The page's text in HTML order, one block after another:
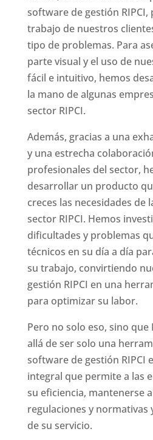
software de gestión RIPCI,
trabajo de nuestros
tipo de problemas. Para
parte visual y el uso de
fácil e intuitivo, hemos
la mano de algunas
sector RIPCI.
Además, gracias a una
y una estrecha
profesionales del sector,
desarrollar un producto
creces las necesidades de
sector RIPCI. Hemos
dificultades y problemas
técnicos en su día a día
su trabajo, convirtiendo
gestión RIPCI en una
para optimizar su labor.
Pero no solo eso, sino que
allá de ser solo una
software de gestión RIPCI
integral que permite a las
su eficiencia, mantenerse
regulaciones y normativas
de su servicio.